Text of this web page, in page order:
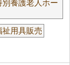
養護老人ホー
用具販売